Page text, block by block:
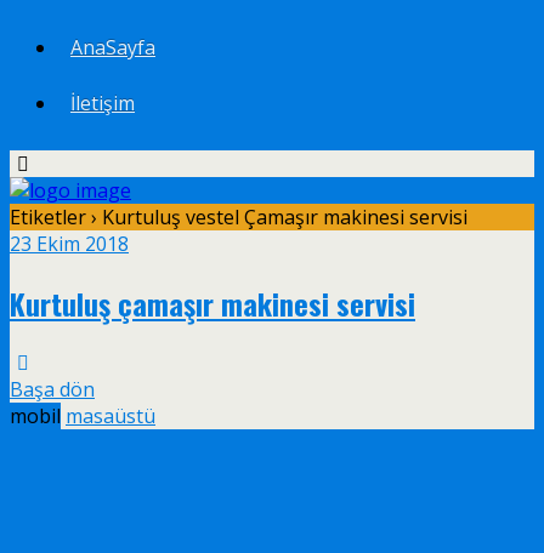
AnaSayfa
İletişim
Etiketler › Kurtuluş vestel Çamaşır makinesi servisi
23 Ekim 2018
Kurtuluş çamaşır makinesi servisi
Başa dön
mobil masaüstü